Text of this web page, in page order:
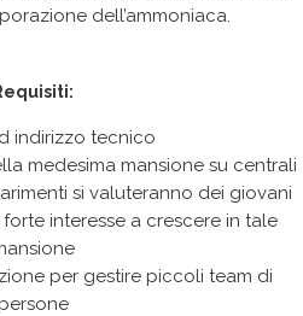
dell’ammoniaca.
indirizzo tecnico
medesima mansione su centrali
si valuteranno dei giovani
interesse a crescere in tale
per gestire piccoli team di
persone